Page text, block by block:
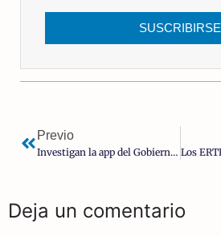
SUSCRIBIRSE
Previo
Investigan la app del Gobierno para rastrear «infectados de Covid»
Deja un comentario